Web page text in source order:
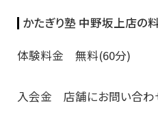
かたぎり塾 中野坂上店の
体験料金 無料(60分)
入会金 店舗にお問い合わ